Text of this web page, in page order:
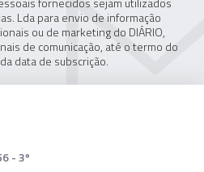
Lda para envio de informação
ou de marketing do DIÁRIO,
de comunicação, até o termo do
data de subscrição.
- 3º